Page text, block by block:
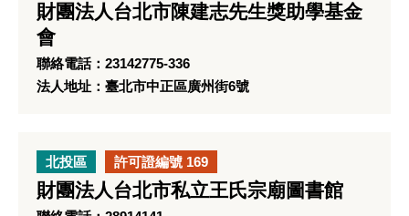
財團法人台北市陳建志先生獎助學基金
會
聯絡電話：23142775-336
法人地址：臺北市中正區廣州街6號
北投區 許可證編號 169
財團法人台北市私立王氏宗廟圖書館